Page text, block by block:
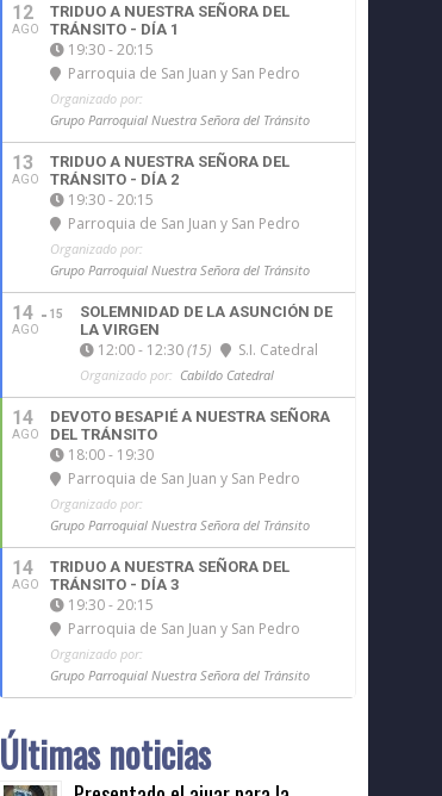
12
AGO
TRIDUO A NUESTRA SEÑORA DEL
TRÁNSITO - DÍA 1
19:30 - 20:15
Parroquia de San Juan y San Pedro
Organizado por:
Grupo Parroquial Nuestra Señora del Tránsito
13
AGO
TRIDUO A NUESTRA SEÑORA DEL
TRÁNSITO - DÍA 2
19:30 - 20:15
Parroquia de San Juan y San Pedro
Organizado por:
Grupo Parroquial Nuestra Señora del Tránsito
14
AGO
15
SOLEMNIDAD DE LA ASUNCIÓN DE
LA VIRGEN
12:00 - 12:30(15) S.I. Catedral
Organizado por: Cabildo Catedral
14
AGO
DEVOTO BESAPIÉ A NUESTRA SEÑORA
DEL TRÁNSITO
18:00 - 19:30
Parroquia de San Juan y San Pedro
Organizado por:
Grupo Parroquial Nuestra Señora del Tránsito
14
AGO
TRIDUO A NUESTRA SEÑORA DEL
TRÁNSITO - DÍA 3
19:30 - 20:15
Parroquia de San Juan y San Pedro
Organizado por:
Grupo Parroquial Nuestra Señora del Tránsito
Últimas noticias